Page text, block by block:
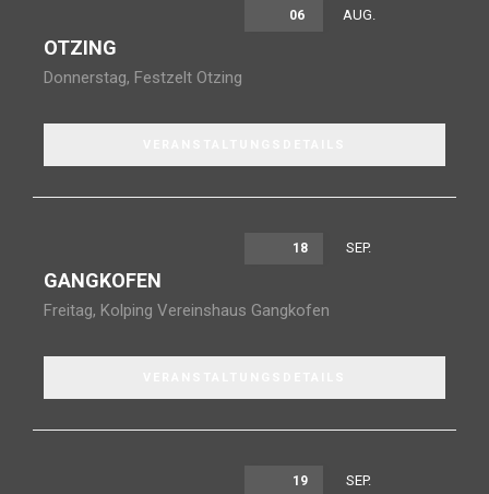
06 AUG.
OTZING
Donnerstag, Festzelt Otzing
18 SEP.
GANGKOFEN
Freitag, Kolping Vereinshaus Gangkofen
19 SEP.